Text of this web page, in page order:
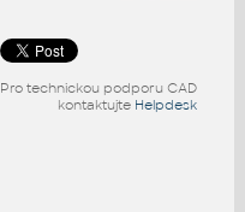
Pro technickou podporu CAD
kontaktujte Helpdesk